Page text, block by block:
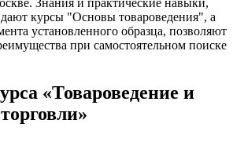
курсы "Основы товароведения", а
установленного образца, позволяют
при самостоятельном поиске
«Товароведение и